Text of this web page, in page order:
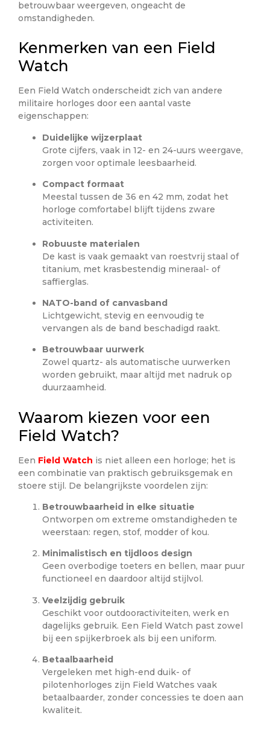
betrouwbaar weergeven, ongeacht de
omstandigheden.
Kenmerken van een Field
Watch
Een Field Watch onderscheidt zich van andere
militaire horloges door een aantal vaste
eigenschappen:
Duidelijke wijzerplaat
Grote cijfers, vaak in 12- en 24-uurs weergave,
zorgen voor optimale leesbaarheid.
Compact formaat
Meestal tussen de 36 en 42 mm, zodat het
horloge comfortabel blijft tijdens zware
activiteiten.
Robuuste materialen
De kast is vaak gemaakt van roestvrij staal of
titanium, met krasbestendig mineraal- of
saffierglas.
NATO-band of canvasband
Lichtgewicht, stevig en eenvoudig te
vervangen als de band beschadigd raakt.
Betrouwbaar uurwerk
Zowel quartz- als automatische uurwerken
worden gebruikt, maar altijd met nadruk op
duurzaamheid.
Waarom kiezen voor een
Field Watch?
Een Field Watch is niet alleen een horloge; het is
een combinatie van praktisch gebruiksgemak en
stoere stijl. De belangrijkste voordelen zijn:
Betrouwbaarheid in elke situatie
Ontworpen om extreme omstandigheden te
weerstaan: regen, stof, modder of kou.
Minimalistisch en tijdloos design
Geen overbodige toeters en bellen, maar puur
functioneel en daardoor altijd stijlvol.
Veelzijdig gebruik
Geschikt voor outdooractiviteiten, werk en
dagelijks gebruik. Een Field Watch past zowel
bij een spijkerbroek als bij een uniform.
Betaalbaarheid
Vergeleken met high-end duik- of
pilotenhorloges zijn Field Watches vaak
betaalbaarder, zonder concessies te doen aan
kwaliteit.